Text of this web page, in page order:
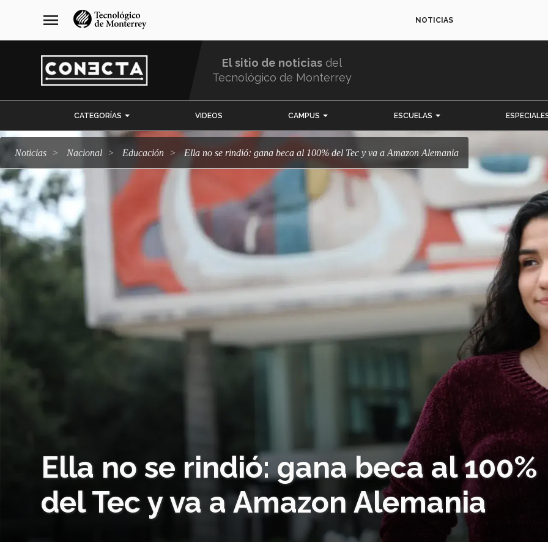
navegación
principal
menu NOTICIAS
El sitio de noticias del
Tecnológico de Monterrey
CATEGORÍAS VIDEOS CAMPUS ESCUELAS
Noticias Nacional Educación Ella no se rindió: gana beca al 100% del Tec y va a Amazon Alemania
Ella no se rindió: gana beca al 100%
del Tec y va a Amazon Alemania